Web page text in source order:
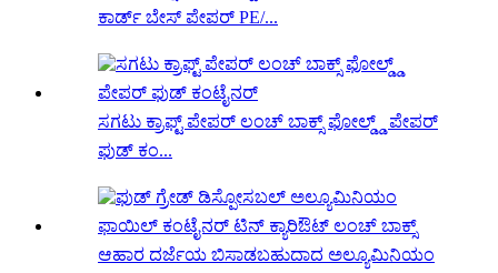
ಕಾರ್ಡ್ ಬೇಸ್ ಪೇಪರ್ PE/...
ಸಗಟು ಕ್ರಾಫ್ಟ್ ಪೇಪರ್ ಲಂಚ್ ಬಾಕ್ಸ್ ಫೋಲ್ಡ್ಡ್ ಪೇಪರ್
ಫುಡ್ ಕಂ...
ಆಹಾರ ದರ್ಜೆಯ ಬಿಸಾಡಬಹುದಾದ ಅಲ್ಯೂಮಿನಿಯಂ